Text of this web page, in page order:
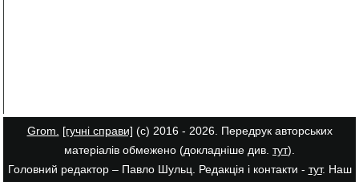
Grom. [гучні справи] (с) 2016 - 2026. Передрук авторських
матеріалів обмежено (докладніше див. тут).
Головний редактор – Павло Шульц. Редакція і контакти - тут. Наш